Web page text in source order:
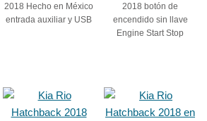
2018 Hecho en México
entrada auxiliar y USB
2018 botón de
encendido sin llave
Engine Start Stop